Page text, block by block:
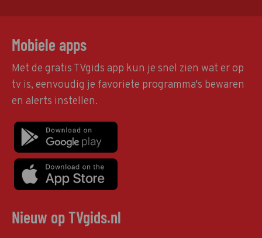
Mobiele apps
Met de gratis TVgids app kun je snel zien wat er op
tv is, eenvoudig je favoriete programma's bewaren
en alerts instellen.
Nieuw op TVgids.nl